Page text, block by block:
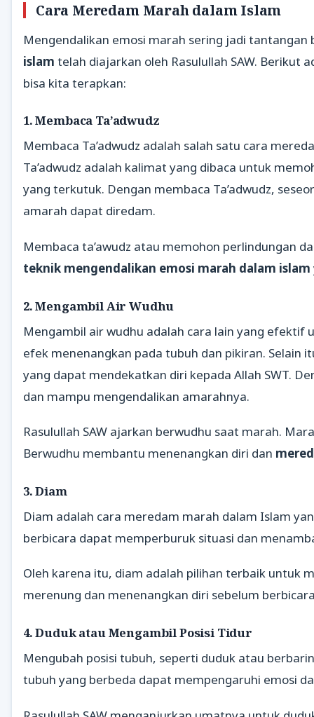
Cara Meredam Marah dalam Islam
Mengendalikan emosi marah sering jadi
islam telah diajarkan oleh Rasulullah SAW. Berikut
bisa kita terapkan:
1. Membaca Ta’adwudz
Membaca Ta’adwudz adalah salah satu cara
Ta’adwudz adalah kalimat yang dibaca untuk
yang terkutuk. Dengan membaca Ta’adwudz,
amarah dapat diredam.
Membaca ta’awudz atau memohon perlindungan
teknik mengendalikan emosi marah dalam islam
2. Mengambil Air Wudhu
Mengambil air wudhu adalah cara lain yang
efek menenangkan pada tubuh dan pikiran. Selain
yang dapat mendekatkan diri kepada Allah SWT.
dan mampu mengendalikan amarahnya.
Rasulullah SAW ajarkan berwudhu saat marah.
Berwudhu membantu menenangkan diri dan
3. Diam
Diam adalah cara meredam marah dalam Islam
berbicara dapat memperburuk situasi dan
Oleh karena itu, diam adalah pilihan terbaik untuk
merenung dan menenangkan diri sebelum
4. Duduk atau Mengambil Posisi Tidur
Mengubah posisi tubuh, seperti duduk atau
tubuh yang berbeda dapat mempengaruhi emosi